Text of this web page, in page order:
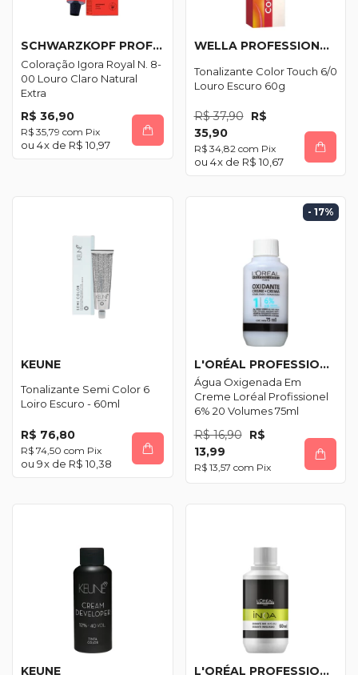
SCHWARZKOPF PROFESSIONAL
Coloração Igora Royal N. 8-
00 Louro Claro Natural
Extra
R$ 36,90
R$ 35,79 com Pix
4x de R$ 10,97
WELLA PROFESSIONALS
Tonalizante Color Touch 6/0
Louro Escuro 60g
R$ 37,90 R$
35,90
R$ 34,82 com Pix
4x de R$ 10,67
KEUNE
Tonalizante Semi Color 6
Loiro Escuro - 60ml
R$ 76,80
R$ 74,50 com Pix
9x de R$ 10,38
- 17%
L'ORÉAL PROFESSIONNEL
Água Oxigenada Em
Creme Loréal Profissionel
6% 20 Volumes 75ml
R$ 16,90 R$
13,99
R$ 13,57 com Pix
KEUNE L'ORÉAL PROFESSIONNEL